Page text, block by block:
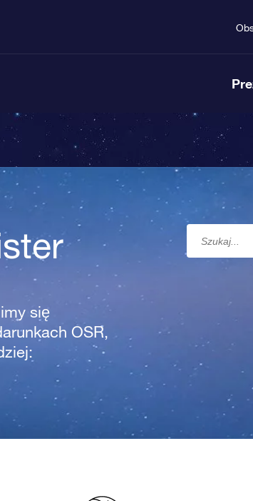
się
OSR,